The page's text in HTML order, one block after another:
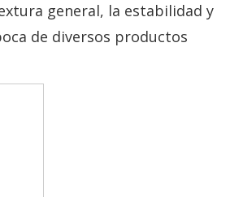
general, la estabilidad y
de diversos productos